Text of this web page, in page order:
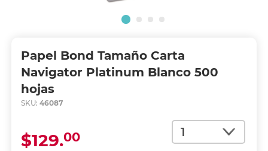
Papel Bond Tamaño Carta
Navigator Platinum Blanco 500
hojas
SKU: 46087
Cantidad
$129.00